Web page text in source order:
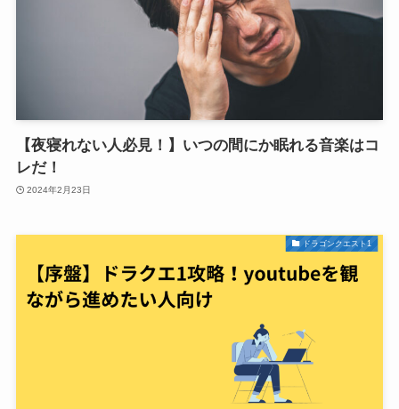
【夜寝れない人必見！】いつの間にか眠れる音楽はコ
レだ！
2024年2月23日
ドラゴンクエスト1